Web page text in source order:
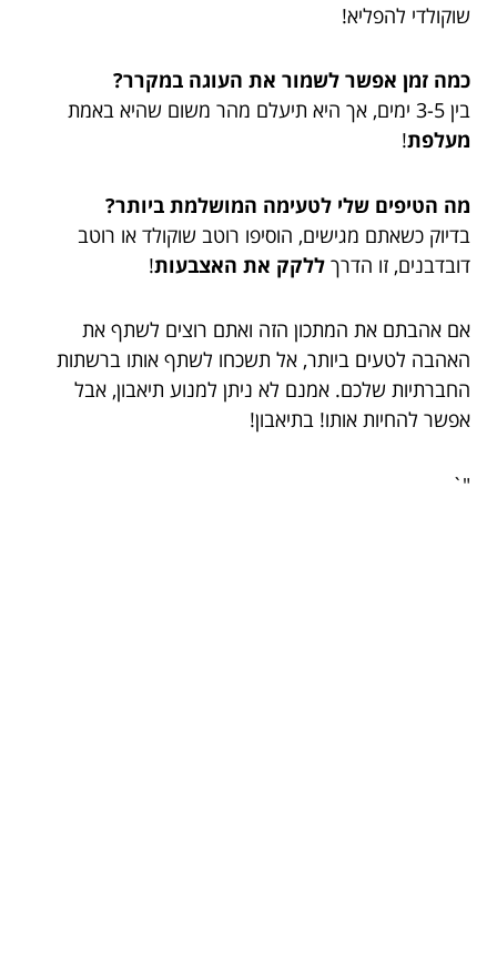
שוקולדי להפליא!
כמה זמן אפשר לשמור את העוגה במקרר?
בין 3-5 ימים, אך היא תיעלם מהר משום שהיא באמת
מעלפת!
מה הטיפים שלי לטעימה המושלמת ביותר?
בדיוק כשאתם מגישים, הוסיפו רוטב שוקולד או רוטב
דובדבנים, זו הדרך ללקק את האצבעות!
אם אהבתם את המתכון הזה ואתם רוצים לשתף את
האהבה לטעים ביותר, אל תשכחו לשתף אותו ברשתות
החברתיות שלכם. אמנם לא ניתן למנוע תיאבון, אבל
אפשר להחיות אותו! בתיאבון!
"`